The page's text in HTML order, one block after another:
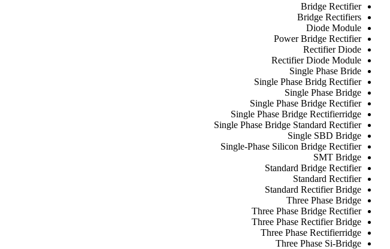
Bridge Rectifier
Bridge Rectifiers
Diode Module
Power Bridge Rectifier
Rectifier Diode
Rectifier Diode Module
Single Phase Bride
Single Phase Bridg Rectifier
Single Phase Bridge
Single Phase Bridge Rectifier
Single Phase Bridge Rectifierridge
Single Phase Bridge Standard Rectifier
Single SBD Bridge
Single-Phase Silicon Bridge Rectifier
SMT Bridge
Standard Bridge Rectifier
Standard Rectifier
Standard Rectifier Bridge
Three Phase Bridge
Three Phase Bridge Rectifier
Three Phase Rectifier Bridge
Three Phase Rectifierridge
Three Phase Si-Bridge